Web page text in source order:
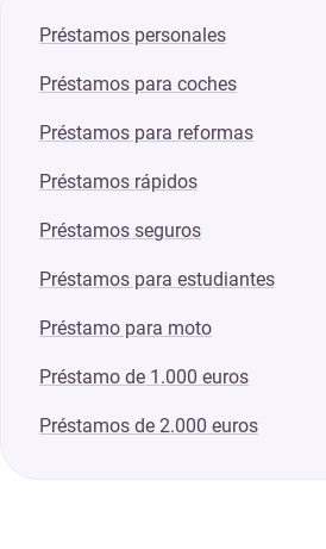
Préstamos personales
Préstamos para coches
Préstamos para reformas
Préstamos rápidos
Préstamos seguros
Préstamos para estudiantes
Préstamo para moto
Préstamo de 1.000 euros
Préstamos de 2.000 euros